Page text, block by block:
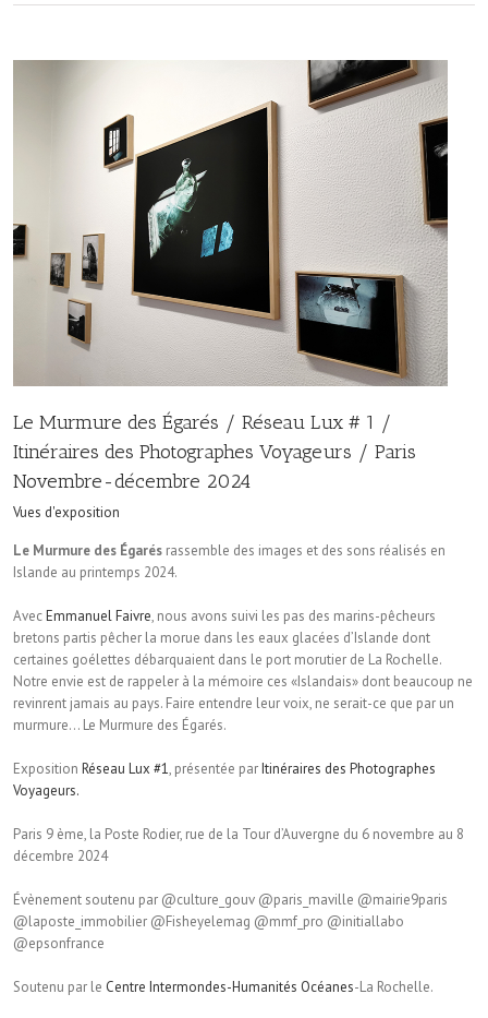
Le Murmure des Égarés / Réseau Lux # 1 /
Itinéraires des Photographes Voyageurs / Paris
Novembre-décembre 2024
Vues d'exposition
Le Murmure des Égarés rassemble des images et des sons réalisés en
Islande au printemps 2024.
AvecEmmanuel Faivre, nous avons suivi les pas des marins-pêcheurs
bretons partis pêcher la morue dans les eaux glacées d’Islande dont
certaines goélettes débarquaient dans le port morutier de La Rochelle.
Notre envie est de rappeler à la mémoire ces «Islandais» dont beaucoup ne
revinrent jamais au pays. Faire entendre leur voix, ne serait-ce que par un
murmure… Le Murmure des Égarés.
Exposition Réseau Lux #1, présentée parItinéraires des Photographes
Voyageurs.
Paris 9 ème, la Poste Rodier, rue de la Tour d’Auvergne du 6 novembre au 8
décembre 2024
Évènement soutenu par @culture_gouv @paris_maville @mairie9paris
@laposte_immobilier @Fisheyelemag @mmf_pro @initiallabo
@epsonfrance
Soutenu par le Centre Intermondes-Humanités Océanes-La Rochelle.